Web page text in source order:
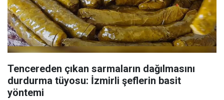
Tencereden çıkan sarmaların dağılmasını
durdurma tüyosu: İzmirli şeflerin basit
yöntemi